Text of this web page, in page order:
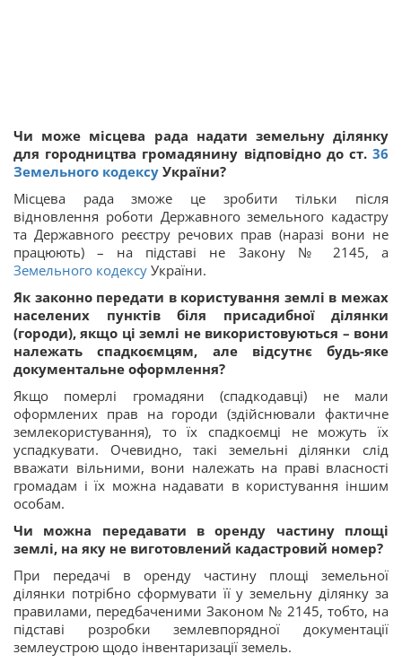
Чи може місцева рада надати земельну ділянку
для городництва громадянину відповідно до ст.36
Земельного кодексу України?
Місцева рада зможе це зробити тільки після
відновлення роботи Державного земельного кадастру
та Державного реєстру речових прав (наразі вони не
працюють) – на підставі не Закону № 2145, а
Земельного кодексу України.
Як законно передати в користування землі в межах
населених пунктів біля присадибної ділянки
(городи), якщо ці землі не використовуються – вони
належать спадкоємцям, але відсутнє будь-яке
документальне оформлення?
Якщо померлі громадяни (спадкодавці) не мали
оформлених прав на городи (здійснювали фактичне
землекористування), то їх спадкоємці не можуть їх
успадкувати. Очевидно, такі земельні ділянки слід
вважати вільними, вони належать на праві власності
громадам і їх можна надавати в користування іншим
особам.
Чи можна передавати в оренду частину площі
землі, на яку не виготовлений кадастровий номер?
При передачі в оренду частину площі земельної
ділянки потрібно сформувати її у земельну ділянку за
правилами, передбаченими Законом № 2145, тобто, на
підставі розробки землевпорядної документації
землеустрою щодо інвентаризації земель.